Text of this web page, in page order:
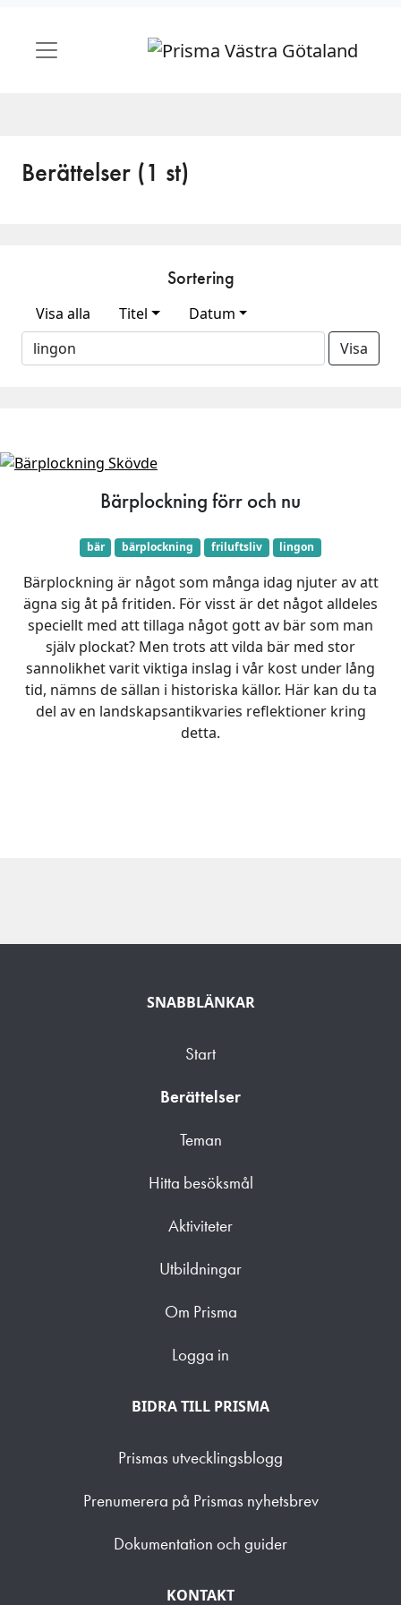
Berättelser (1 st)
Sortering
Visa alla Titel
Datum
Visa
Bärplockning förr och nu
bär bärplockning friluftsliv lingon
Bärplockning är något som många idag njuter av att
ägna sig åt på fritiden. För visst är det något alldeles
speciellt med att tillaga något gott av bär som man
själv plockat? Men trots att vilda bär med stor
sannolikhet varit viktiga inslag i vår kost under lång
tid, nämns de sällan i historiska källor. Här kan du ta
del av en landskapsantikvaries reflektioner kring
detta.
SNABBLÄNKAR
Start
Berättelser
Teman
Hitta besöksmål
Aktiviteter
Utbildningar
Om Prisma
Logga in
BIDRA TILL PRISMA
Prismas utvecklingsblogg
Prenumerera på Prismas nyhetsbrev
Dokumentation och guider
KONTAKT